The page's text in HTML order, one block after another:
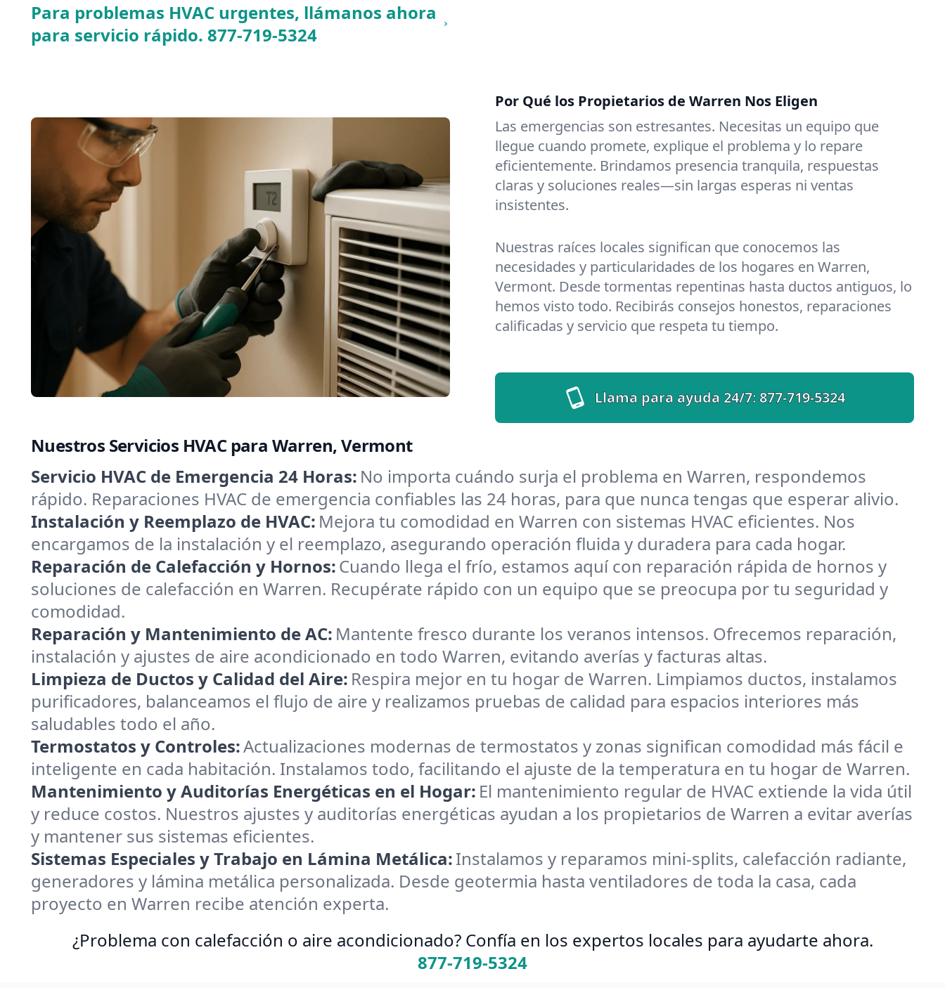
Para problemas HVAC urgentes, llámanos ahora
para servicio rápido. 877-719-5324
Por Qué los Propietarios de Warren Nos Eligen
Las emergencias son estresantes. Necesitas un equipo que
llegue cuando promete, explique el problema y lo repare
eficientemente. Brindamos presencia tranquila, respuestas
claras y soluciones reales—sin largas esperas ni ventas
insistentes.
Nuestras raíces locales significan que conocemos las
necesidades y particularidades de los hogares en Warren,
Vermont. Desde tormentas repentinas hasta ductos antiguos, lo
hemos visto todo. Recibirás consejos honestos, reparaciones
calificadas y servicio que respeta tu tiempo.
Llama para ayuda 24/7:877-719-5324
Nuestros Servicios HVAC para Warren, Vermont
Servicio HVAC de Emergencia 24 Horas: No importa cuándo surja el problema en Warren, respondemos
rápido. Reparaciones HVAC de emergencia confiables las 24 horas, para que nunca tengas que esperar alivio.
Instalación y Reemplazo de HVAC: Mejora tu comodidad en Warren con sistemas HVAC eficientes. Nos
encargamos de la instalación y el reemplazo, asegurando operación fluida y duradera para cada hogar.
Reparación de Calefacción y Hornos:Cuando llega el frío, estamos aquí con reparación rápida de hornos y
soluciones de calefacción en Warren. Recupérate rápido con un equipo que se preocupa por tu seguridad y
comodidad.
Reparación y Mantenimiento de AC: Mantente fresco durante los veranos intensos. Ofrecemos reparación,
instalación y ajustes de aire acondicionado en todo Warren, evitando averías y facturas altas.
Limpieza de Ductos y Calidad del Aire: Respira mejor en tu hogar de Warren. Limpiamos ductos, instalamos
purificadores, balanceamos el flujo de aire y realizamos pruebas de calidad para espacios interiores más
saludables todo el año.
Termostatos y Controles:Actualizaciones modernas de termostatos y zonas significan comodidad más fácil e
inteligente en cada habitación. Instalamos todo, facilitando el ajuste de la temperatura en tu hogar de Warren.
Mantenimiento y Auditorías Energéticas en el Hogar: El mantenimiento regular de HVAC extiende la vida útil
y reduce costos. Nuestros ajustes y auditorías energéticas ayudan a los propietarios de Warren a evitar averías
y mantener sus sistemas eficientes.
Sistemas Especiales y Trabajo en Lámina Metálica:Instalamos y reparamos mini-splits, calefacción radiante,
generadores y lámina metálica personalizada. Desde geotermia hasta ventiladores de toda la casa, cada
proyecto en Warren recibe atención experta.
¿Problema con calefacción o aire acondicionado? Confía en los expertos locales para ayudarte ahora.
877-719-5324